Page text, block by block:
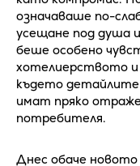
означаваше по-
усещане под душа
беше особено
хотелиерството
където
имат пряко
потребителя.
Днес обаче новото